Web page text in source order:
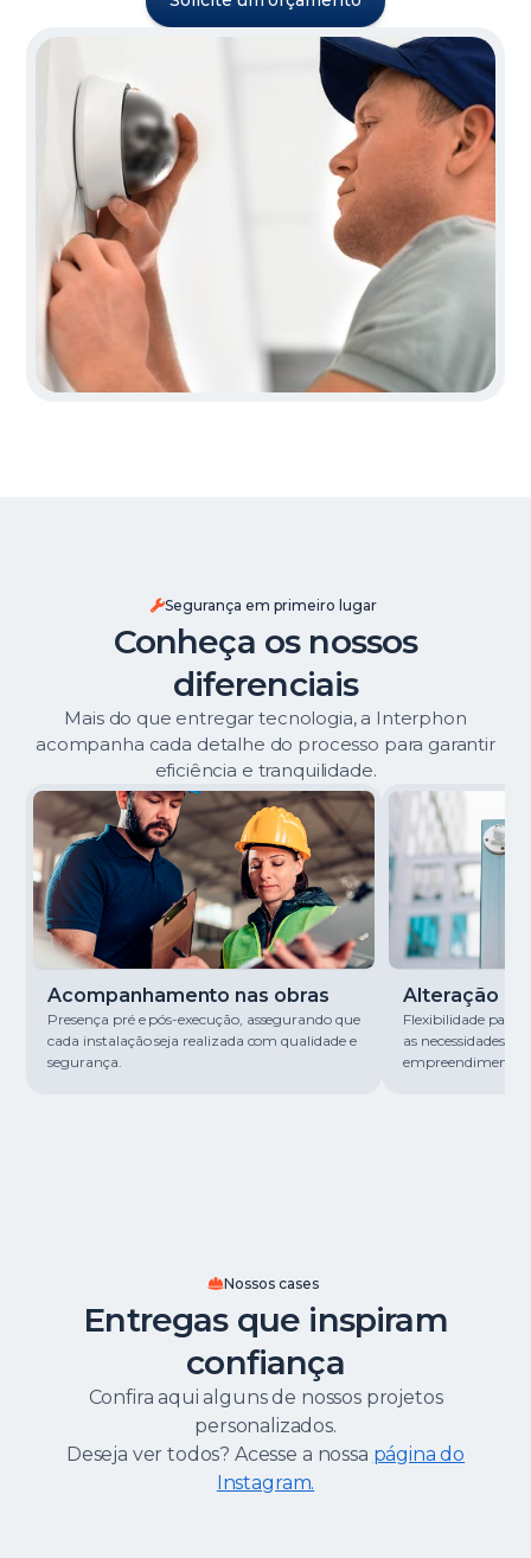
Segurança em primeiro lugar
Conheça os nossos
diferenciais
Mais do que entregar tecnologia, a Interphon
acompanha cada detalhe do processo para garantir
eficiência e tranquilidade.
Acompanhamento nas obras
Presença pré e pós-execução, assegurando que
cada instalação seja realizada com qualidade e
segurança.
Alteração
Flexibilidade para
as necessidades
empreendimento.
Nossos cases
Entregas que inspiram
confiança
Confira aqui alguns de nossos projetos
personalizados.
Deseja ver todos? Acesse a nossa página do
Instagram.